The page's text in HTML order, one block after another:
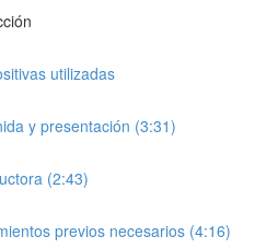
utilizadas
y presentación (3:31)
(2:43)
previos necesarios (4:16)